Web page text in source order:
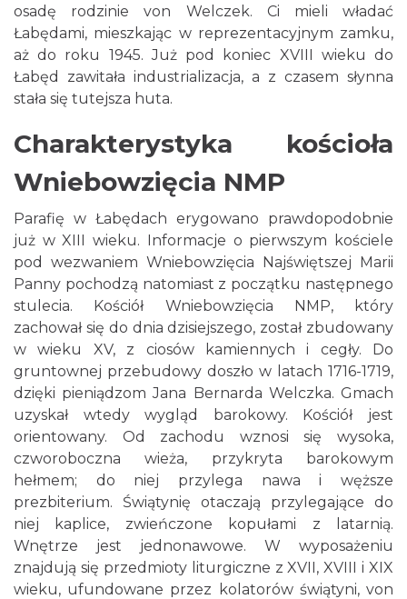
osadę rodzinie von Welczek. Ci mieli władać
Łabędami, mieszkając w reprezentacyjnym zamku,
aż do roku 1945. Już pod koniec XVIII wieku do
Łabęd zawitała industrializacja, a z czasem słynna
stała się tutejsza huta.
Charakterystyka kościoła
Wniebowzięcia NMP
Parafię w Łabędach erygowano prawdopodobnie
już w XIII wieku. Informacje o pierwszym kościele
pod wezwaniem Wniebowzięcia Najświętszej Marii
Panny pochodzą natomiast z początku następnego
stulecia. Kościół Wniebowzięcia NMP, który
zachował się do dnia dzisiejszego, został zbudowany
w wieku XV, z ciosów kamiennych i cegły. Do
gruntownej przebudowy doszło w latach 1716-1719,
dzięki pieniądzom Jana Bernarda Welczka. Gmach
uzyskał wtedy wygląd barokowy. Kościół jest
orientowany. Od zachodu wznosi się wysoka,
czworoboczna wieża, przykryta barokowym
hełmem; do niej przylega nawa i węższe
prezbiterium. Świątynię otaczają przylegające do
niej kaplice, zwieńczone kopułami z latarnią.
Wnętrze jest jednonawowe. W wyposażeniu
znajdują się przedmioty liturgiczne z XVII, XVIII i XIX
wieku, ufundowane przez kolatorów świątyni, von